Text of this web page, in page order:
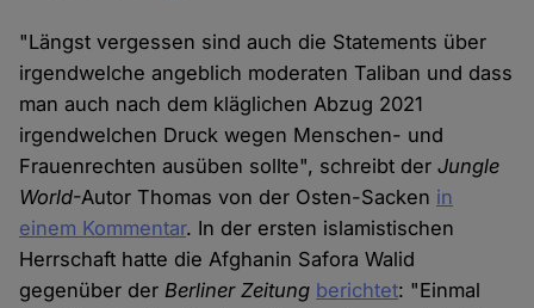
"Längst vergessen sind auch die Statements über
irgendwelche angeblich moderaten Taliban und dass
man auch nach dem kläglichen Abzug 2021
irgendwelchen Druck wegen Menschen- und
Frauenrechten ausüben sollte", schreibt derJungle
World-Autor Thomas von der Osten-Sacken in
einem Kommentar. In der ersten islamistischen
Herrschaft hatte die Afghanin Safora Walid
gegenüber derBerliner Zeitung berichtet: "Einmal